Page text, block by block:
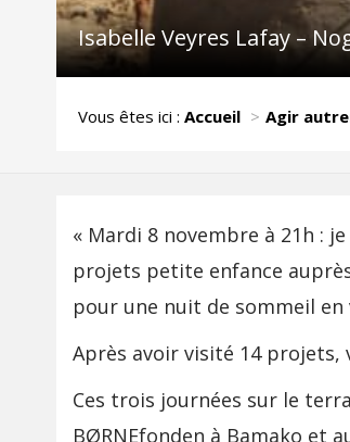
Isabelle Veyres Lafay –
Vous êtes ici :Accueil Agir
« Mardi 8 novembre à 21h :
projets petite enfance
pour une nuit de sommeil
Après avoir visité 14 projets,
Ces trois journées sur le
BØRNEfonden à Bamako et